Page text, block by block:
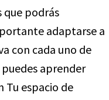
que podrás
adaptarse a
con cada uno de
aprender
Tu espacio de